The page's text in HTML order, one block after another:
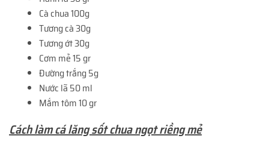
Cà chua 100g
Tương cà 30g
Tương ớt 30g
Cơm mẻ 15 gr
Đường trắng 5g
Nước lã 50 ml
Mắm tôm 10 gr
Cách làm cá lăng sốt chua ngọt riềng mẻ